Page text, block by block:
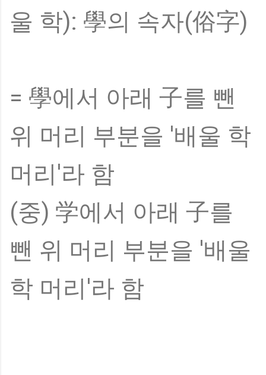
울 학): 學의 속자(俗字)
= 學에서 아래 子를 뺀
위 머리 부분을 '배울 학
머리'라 함
(중) 学에서 아래 子를
뺀 위 머리 부분을 '배울
학 머리'라 함